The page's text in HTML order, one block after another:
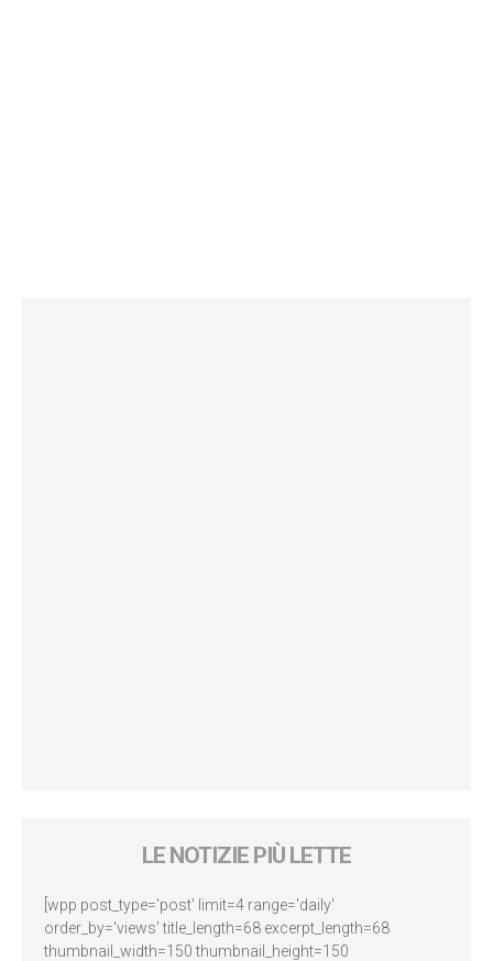
LE NOTIZIE PIÙ LETTE
[wpp post_type='post' limit=4 range='daily'
order_by='views' title_length=68 excerpt_length=68
thumbnail_width=150 thumbnail_height=150